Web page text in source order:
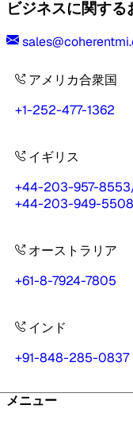
ビジネスに関す
アメリカ合衆国
+1-252-477-1362
イギリス
+44-203-957-8553
+44-203-949-5508
オーストラリア
+61-8-7924-7805
インド
+91-848-285-0837
メニュー